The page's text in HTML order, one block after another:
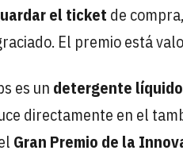
el ticket de
El premio está
es un detergente
directamente en el
Gran Premio de la